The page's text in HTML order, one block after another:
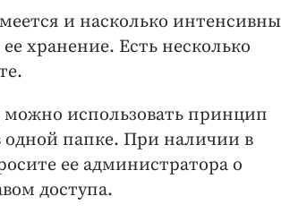
и насколько интенсивны
хранение. Есть несколько
можно использовать принцип
одной папке. При наличии в
ее администратора о
доступа.